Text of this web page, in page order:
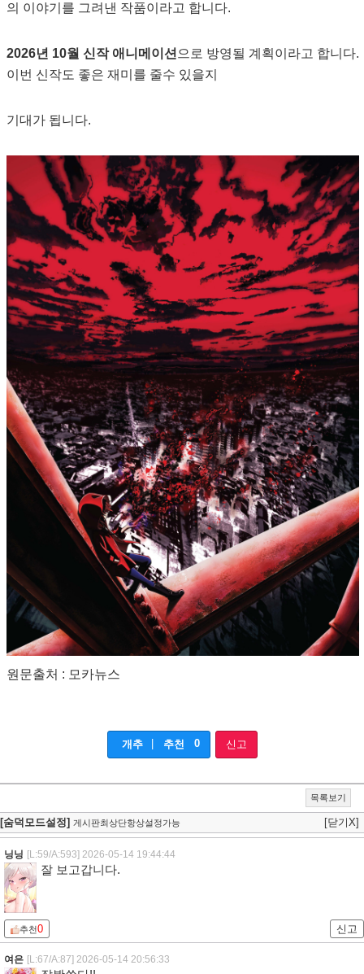
의 이야기를 그려낸 작품이라고 합니다.
2026년 10월 신작 애니메이션 으로 방영될 계획이라고 합니다.
이번 신작도 좋은 재미를 줄수 있을지
기대가 됩니다.
원문출처 : 모카뉴스
개추 | 추천 0 신고
목록보기
[숨덕모드설정] 게시판최상단항상설정가능 [닫기X]
닝닝 [L:59/A:593] 2026-05-14 19:44:44
잘 보고갑니다.
추천0 신고
여은 [L:67/A:87] 2026-05-14 20:56:33